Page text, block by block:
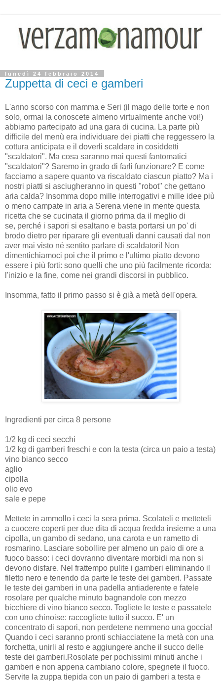
lunedì 24 febbraio 2014
Zuppetta di ceci e gamberi
L'anno scorso con mamma e Seri (il mago delle torte e non
solo, ormai la conoscete almeno virtualmente anche voi!)
abbiamo partecipato ad una gara di cucina. La parte più
difficile del menù era individuare dei piatti che reggessero la
cottura anticipata e il doverli scaldare in cosiddetti
"scaldatori". Ma cosa saranno mai questi fantomatici
"scaldatori"? Saremo in grado di farli funzionare? E come
facciamo a sapere quanto va riscaldato ciascun piatto? Ma i
nostri piatti si asciugheranno in questi "robot" che gettano
aria calda? Insomma dopo mille interrogativi e mille idee più
o meno campate in aria a Serena viene in mente questa
ricetta che se cucinata il giorno prima da il meglio di
se, perché i sapori si esaltano e basta portarsi un po' di
brodo dietro per riparare gli eventuali danni causati dal non
aver mai visto né sentito parlare di scaldatori! Non
dimentichiamoci poi che il primo e l'ultimo piatto devono
essere i più forti: sono quelli che uno più facilmente ricorda:
l'inizio e la fine, come nei grandi discorsi in pubblico.
Insomma, fatto il primo passo si è già a metà dell'opera.
Ingredienti per circa 8 persone
1/2 kg di ceci secchi
1/2 kg di gamberi freschi e con la testa (circa un paio a testa)
vino bianco secco
aglio
cipolla
olio evo
sale e pepe
Mettete in ammollo i ceci la sera prima. Scolateli e metteteli
a cuocere coperti per due dita di acqua fredda insieme a una
cipolla, un gambo di sedano, una carota e un rametto di
rosmarino. Lasciare sobollire per almeno un paio di ore a
fuoco basso: i ceci dovranno diventare morbidi ma non si
devono disfare. Nel frattempo pulite i gamberi eliminando il
filetto nero e tenendo da parte le teste dei gamberi. Passate
le teste dei gamberi in una padella antiaderente e fatele
rosolare per qualche minuto bagnandole con mezzo
bicchiere di vino bianco secco. Togliete le teste e passatele
con uno chinoise: raccogliete tutto il succo. E' un
concentrato di sapori, non perdetene nemmeno una goccia!
Quando i ceci saranno pronti schiacciatene la metà con una
forchetta, unirli al resto e aggiungere anche il succo delle
teste dei gamberi.Rosolate per pochissimi minuti anche i
gamberi e non appena cambiano colore, spegnete il fuoco.
Servite la zuppa tiepida con un paio di gamberi a testa e